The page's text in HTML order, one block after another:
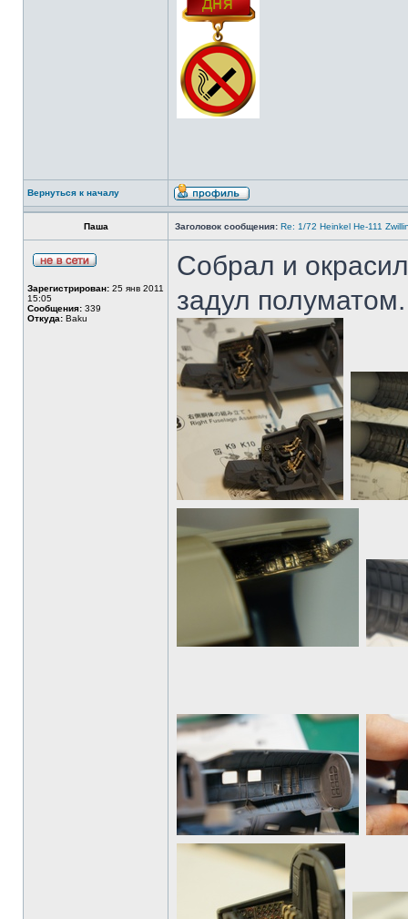
Вернуться к началу
Паша Заголовок сообщения: Re: 1/72 Heinkel He-111
Зарегистрирован: 25 янв 2011
15:05
Сообщения: 339
Откуда: Baku
Собрал и
задул полуматом.